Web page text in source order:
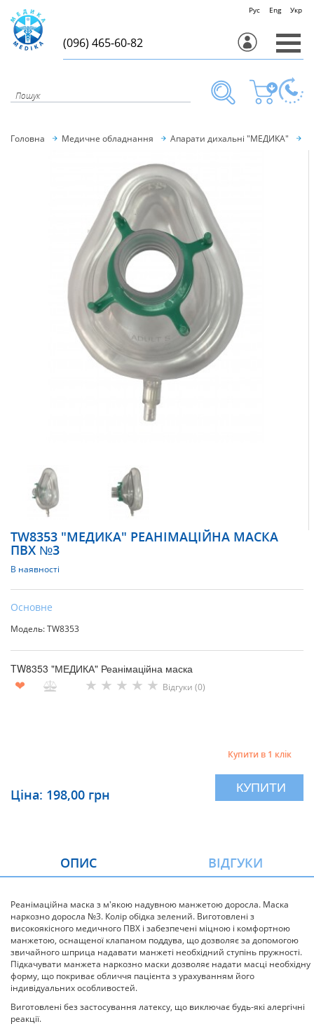
Рус Eng Укр
(096) 465-60-82
Головна Медичне обладнання Апарати дихальні "МЕДИКА"
TW8353 "МЕДИКА" РЕАНІМАЦІЙНА МАСКА
ПВХ №3
В наявності
Основне
Модель: TW8353
TW8353 "МЕДИКА" Реанімаційна маска
❤
★ ★ ★ ★ ★ Відгуки (0)
Ціна: 198,00 грн
Купити в 1 клік
КУПИТИ
ОПИС ВІДГУКИ
Реанімаційна маска з м'якою надувною манжетою доросла. Маска
наркозно доросла №3. Колір обідка зелений. Виготовлені з
високоякісного медичного ПВХ і забезпечені міцною і комфортною
манжетою, оснащеної клапаном поддува, що дозволяє за допомогою
звичайного шприца надавати манжеті необхідний ступінь пружності.
Підкачувати манжета наркозно маски дозволяє надати масці необхідну
форму, що покриває обличчя пацієнта з урахуванням його
індивідуальних особливостей.
Виготовлені без застосування латексу, що виключає будь-які алергічні
реакції.